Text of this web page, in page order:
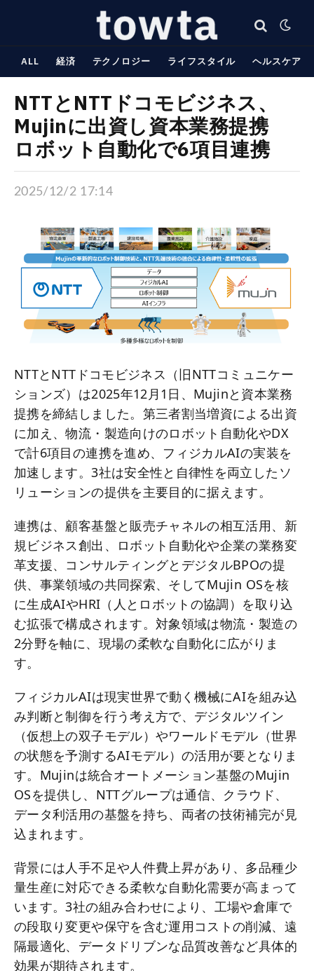
ALL 経済 テクノロジー ライフスタイル ヘルスケア
NTTとNTTドコモビジネス、
Mujinに出資し資本業務提携
ロボット自動化で6項目連携
2025/12/2 17:14
NTTとNTTドコモビジネス（旧NTTコミュニケー
ションズ）は2025年12月1日、Mujinと資本業務
提携を締結しました。第三者割当増資による出資
に加え、物流・製造向けのロボット自動化やDX
で計6項目の連携を進め、フィジカルAIの実装を
加速します。3社は安全性と自律性を両立したソ
リューションの提供を主要目的に据えます。
連携は、顧客基盤と販売チャネルの相互活用、新
規ビジネス創出、ロボット自動化や企業の業務変
革支援、コンサルティングとデジタルBPOの提
供、事業領域の共同探索、そしてMujin OSを核
に生成AIやHRI（人とロボットの協調）を取り込
む拡張で構成されます。対象領域は物流・製造の
2分野を軸に、現場の柔軟な自動化に広がりま
す。
フィジカルAIは現実世界で動く機械にAIを組み込
み判断と制御を行う考え方で、デジタルツイン
（仮想上の双子モデル）やワールドモデル（世界
の状態を予測するAIモデル）の活用が要となりま
す。Mujinは統合オートメーション基盤のMujin
OSを提供し、NTTグループは通信、クラウド、
データ利活用の基盤を持ち、両者の技術補完が見
込まれます。
背景には人手不足や人件費上昇があり、多品種少
量生産に対応できる柔軟な自動化需要が高まって
います。3社の組み合わせにより、工場や倉庫で
の段取り変更や保守を含む運用コストの削減、遠
隔最適化、データドリブンな品質改善など具体的
効果が期待されます。